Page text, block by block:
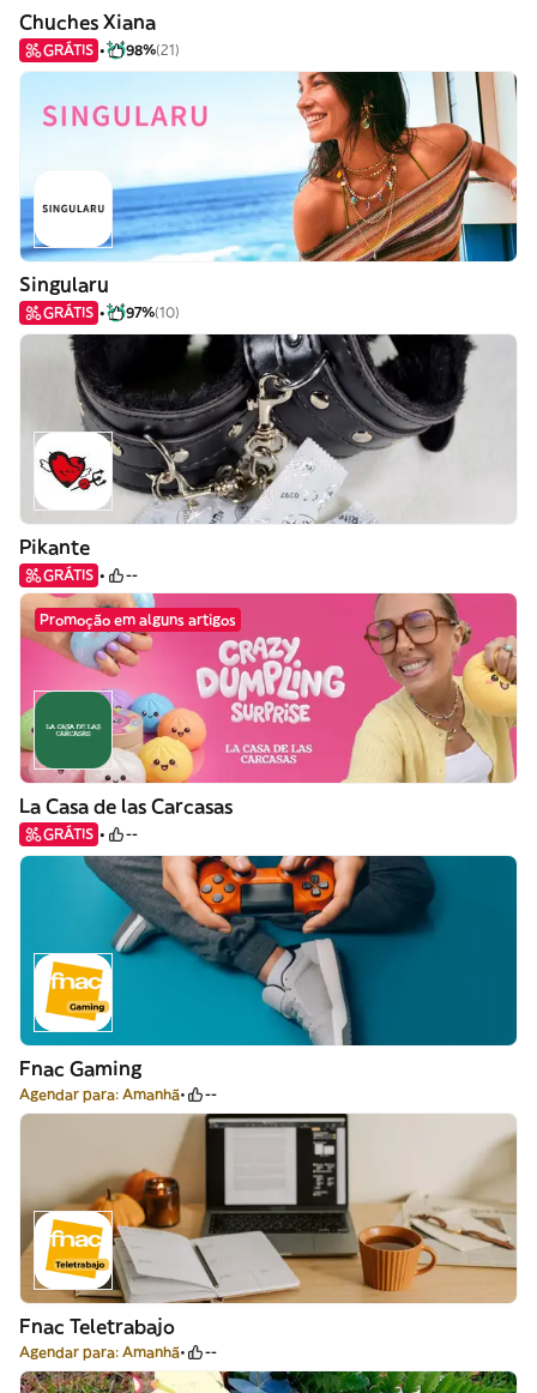
Chuches Xiana
GRÁTIS 98%(21)
Singularu
GRÁTIS 97%(10)
Pikante
GRÁTIS --
Promoção em alguns artigos
La Casa de las Carcasas
GRÁTIS --
Fnac Gaming
Agendar para: Amanhã --
Fnac Teletrabajo
Agendar para: Amanhã --